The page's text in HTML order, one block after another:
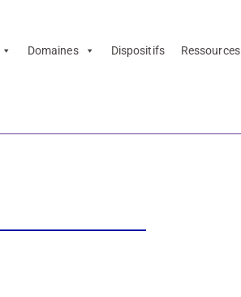
Domaines Dispositifs Ressources
– Dijon